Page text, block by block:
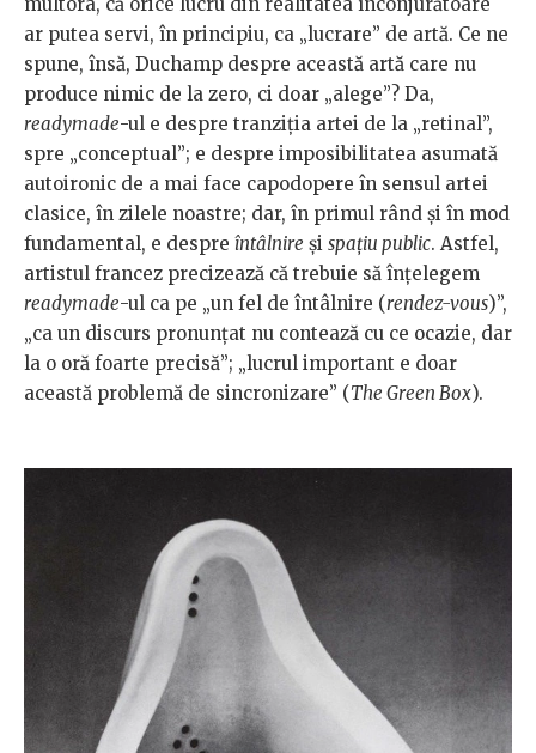
ar putea servi, în principiu, ca „lucrare” de artă. Ce ne
spune, însă, Duchamp despre această artă care nu
produce nimic de la zero, ci doar „alege”? Da,
readymade-ul e despre tranziţia artei de la „retinal”,
spre „conceptual”; e despre imposibilitatea asumată
autoironic de a mai face capodopere în sensul artei
clasice, în zilele noastre; dar, în primul rând şi în mod
fundamental, e despre întâlnire şi spaţiu public. Astfel,
artistul francez precizează că trebuie să înţelegem
readymade-ul ca pe „un fel de întâlnire (rendez-vous)”,
„ca un discurs pronunţat nu contează cu ce ocazie, dar
la o oră foarte precisă”; „lucrul important e doar
această problemă de sincronizare” (The Green Box).